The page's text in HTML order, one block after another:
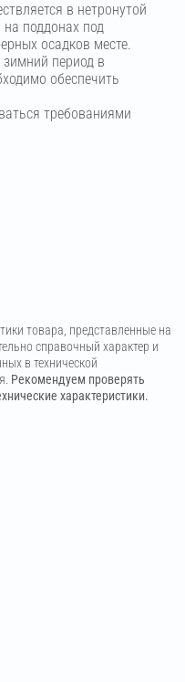
в нетронутой
поддонах под
осадков месте.
период в
обеспечить
требованиями
товара, представленные на
справочный характер и
в технической
Рекомендуем проверять
характеристики.